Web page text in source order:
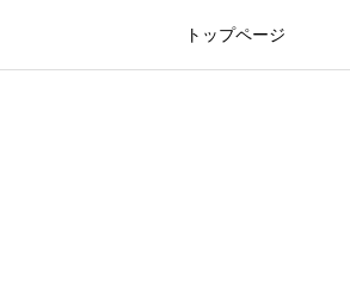
トップページ